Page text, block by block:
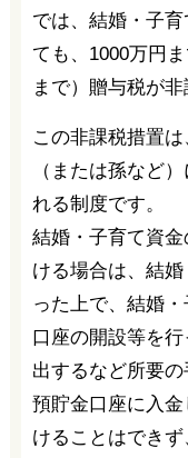
では、結婚・子
ても、1000万円
まで）贈与税が非
この非課税措置
（または孫など
れる制度です。
結婚・子育て資
ける場合は、結
った上で、結婚
口座の開設等を
出するなど所要
預貯金口座に入
けることはでき